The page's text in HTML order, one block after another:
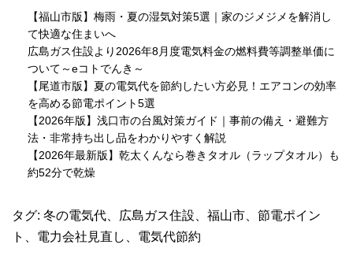
【福山市版】梅雨・夏の湿気対策5選｜家のジメジメを解消し
て快適な住まいへ
広島ガス住設より2026年8月度電気料金の燃料費等調整単価に
ついて～eコトでんき～
【尾道市版】夏の電気代を節約したい方必見！エアコンの効率
を高める節電ポイント5選
【2026年版】浅口市の台風対策ガイド｜事前の備え・避難方
法・非常持ち出し品をわかりやすく解説
【2026年最新版】乾太くんなら巻きタオル（ラップタオル）も
約52分で乾燥
タグ: 冬の電気代 広島ガス住設 福山市
節電ポイン
ト
電力会社見直し 電気代節約